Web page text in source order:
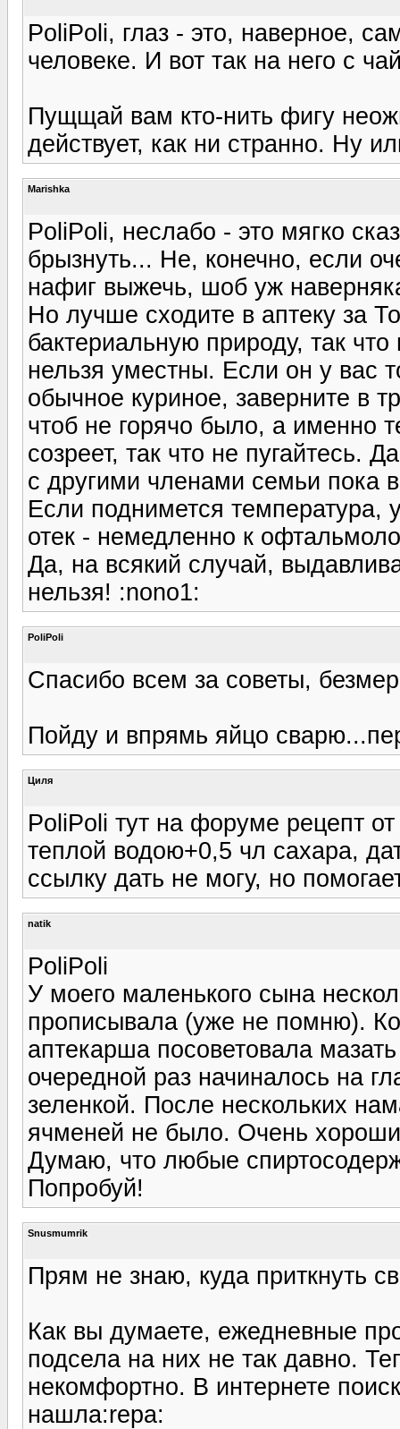
PoliPoli, глаз - это, наверное,
человеке. И вот так на него с
Пущщай вам кто-нить фигу
действует, как ни странно. Ну
Marishka
PoliPoli, неслабо - это мягко
брызнуть... Не, конечно, если
нафиг выжечь, шоб уж
Но лучше сходите в аптеку за
бактериальную природу, так
нельзя уместны. Если он у вас
обычное куриное, заверните в
чтоб не горячо было, а именно
созреет, так что не пугайтесь.
с другими членами семьи пока
Если поднимется температура,
отек - немедленно к
Да, на всякий случай,
нельзя! :nono1:
PoliPoli
Спасибо всем за советы,
Пойду и впрямь яйцо
Циля
PoliPoli тут на форуме рецепт
теплой водою+0,5 чл сахара,
ссылку дать не могу, но
natik
PoliPoli
У моего маленького сына
прописывала (уже не помню).
аптекарша посоветовала
очередной раз начиналось на
зеленкой. После нескольких
ячменей не было. Очень
Думаю, что любые
Попробуй!
Snusmumrik
Прям не знаю, куда приткнуть
Как вы думаете, ежедневные
подсела на них не так давно.
некомфортно. В интернете
нашла:repa: